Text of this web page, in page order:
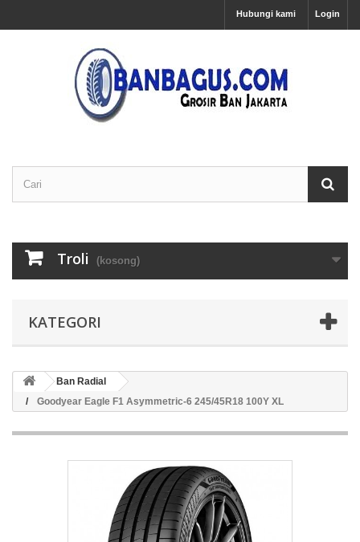
Login
Hubungi kami
Troli (kosong)
KATEGORI
Ban Radial
Goodyear Eagle F1 Asymmetric-6 245/45R18 100Y XL